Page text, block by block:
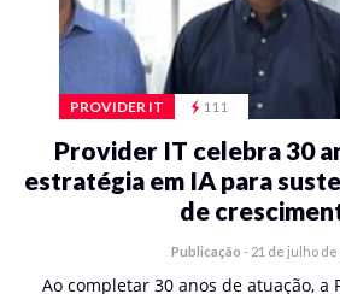
PROVIDER IT 111
Provider IT celebra 30
estratégia em IA para
de
Publicação - 21 de julho de
Ao completar 30 anos de atuação, a